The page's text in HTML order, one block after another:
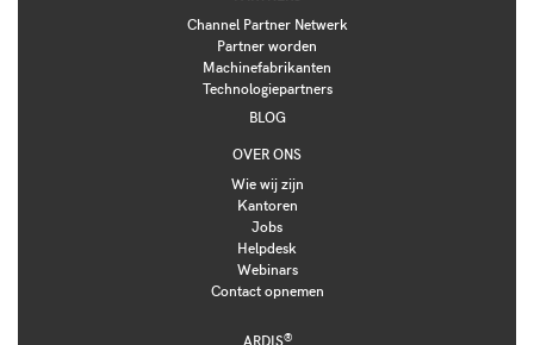
Channel Partner Netwerk
Partner worden
Machinefabrikanten
Technologiepartners
BLOG
OVER ONS
Wie wij zijn
Kantoren
Jobs
Helpdesk
Webinars
Contact opnemen
ARDIS®